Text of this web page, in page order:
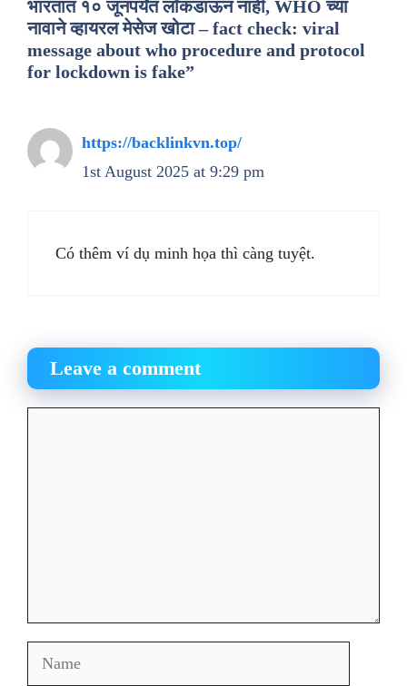
भारतात १० जूनपर्यंत लॉकडाऊन नाही, WHO च्या
नावाने व्हायरल मेसेज खोटा – fact check: viral
message about who procedure and protocol
for lockdown is fake”
https://backlinkvn.top/
1st August 2025 at 9:29 pm
Có thêm ví dụ minh họa thì càng tuyệt.
Leave a comment
Name